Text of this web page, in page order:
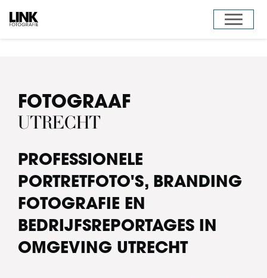
naar
Toggle
FOTOGRAAF
UTRECHT
PROFESSIONELE
PORTRETFOTO'S, BRANDING
FOTOGRAFIE EN
BEDRIJFSREPORTAGES IN
OMGEVING UTRECHT